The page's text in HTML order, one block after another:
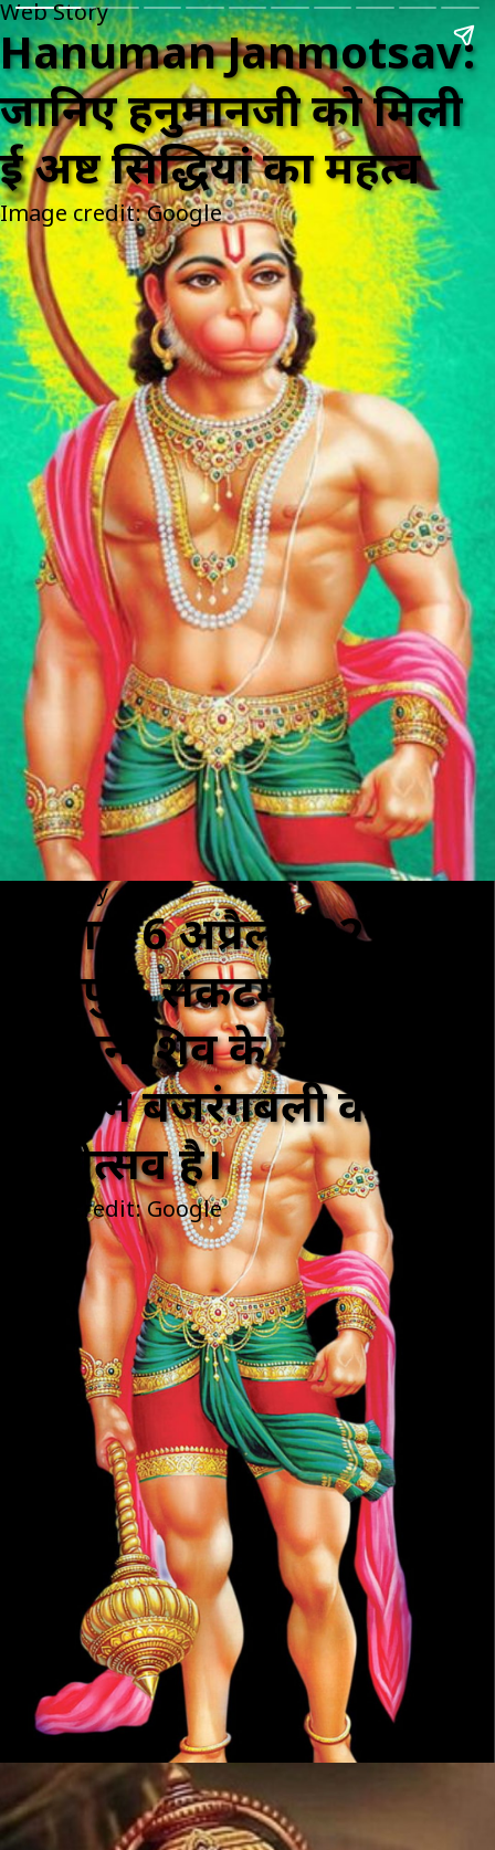
Web Story
Hanuman Janmotsav:
जानिए हनुमानजी को मिली
हुई अष्ट सिद्धियां का महत्व
Image credit: Google
Web Story